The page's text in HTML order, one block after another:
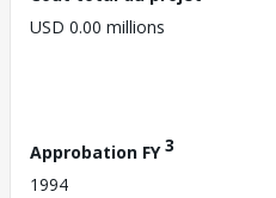
USD 0.00 millions
Approbation FY3
1994